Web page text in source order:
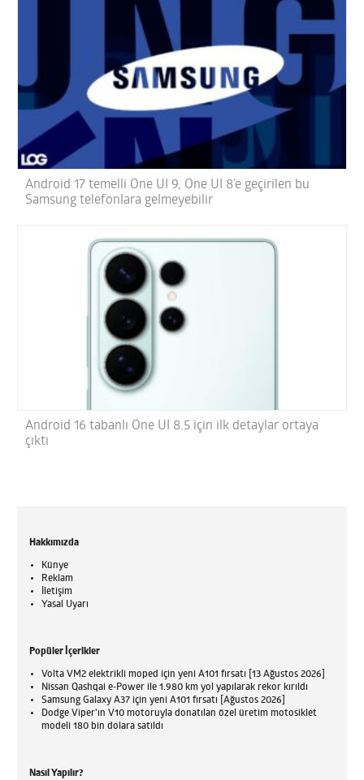
Android 17 temelli One UI 9, One UI 8’e geçirilen bu
Samsung telefonlara gelmeyebilir
Android 16 tabanlı One UI 8.5 için ilk detaylar ortaya
çıktı
Hakkımızda
Künye
Reklam
İletişim
Yasal Uyarı
Popüler İçerikler
Volta VM2 elektrikli moped için yeni A101 fırsatı [13 Ağustos 2026]
Nissan Qashqai e-Power ile 1.980 km yol yapılarak rekor kırıldı
Samsung Galaxy A37 için yeni A101 fırsatı [Ağustos 2026]
Dodge Viper'ın V10 motoruyla donatılan özel üretim motosiklet
modeli 180 bin dolara satıldı
Nasıl Yapılır?